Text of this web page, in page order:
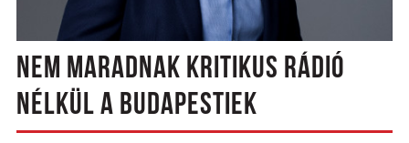
NEM MARADNAK KRITIKUS RÁDIÓ
NÉLKÜL A BUDAPESTIEK